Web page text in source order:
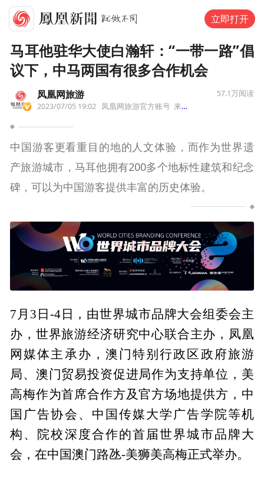
立即打开
马耳他驻华大使白瀚轩：“一带一路”倡
议下，中马两国有很多合作机会
凤凰网旅游
2023/07/05 19:02 凤凰网旅游官方账号 来自福建省
57.1万阅读
中国游客更看重目的地的人文体验，而作为世界遗
产旅游城市，马耳他拥有200多个地标性建筑和纪念
碑，可以为中国游客提供丰富的历史体验。
7月3日-4日，由世界城市品牌大会组委会主
办，世界旅游经济研究中心联合主办，凤凰
网媒体主承办，澳门特别行政区政府旅游
局、澳门贸易投资促进局作为支持单位，美
高梅作为首席合作方及官方场地提供方，中
国广告协会、中国传媒大学广告学院等机
构、院校深度合作的首届世界城市品牌大
会，在中国澳门路氹-美狮美高梅正式举办。